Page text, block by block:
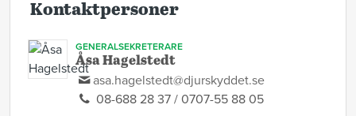
Kontaktpersoner
GENERALSEKRETERARE
Åsa Hagelstedt
asa.hagelstedt@djurskyddet.se
08-688 28 37 / 0707-55 88 05